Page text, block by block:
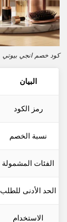
كود خصم انجي بيوتي
البيان
رمز الكود
نسبة الخصم
الفئات المشمولة
الحد الأدنى للطلب
الاستخدام